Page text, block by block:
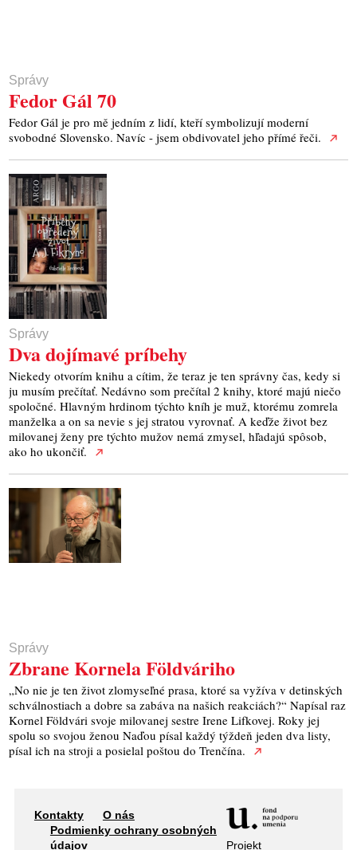
Správy
Fedor Gál 70
Fedor Gál je pro mě jedním z lidí, kteří symbolizují moderní
svobodné Slovensko. Navíc - jsem obdivovatel jeho přímé řeči.
Správy
Dva dojímavé príbehy
Niekedy otvorím knihu a cítim, že teraz je ten správny čas, kedy si
ju musím prečítať. Nedávno som prečítal 2 knihy, ktoré majú niečo
spoločné. Hlavným hrdinom týchto kníh je muž, ktorému zomrela
manželka a on sa nevie s jej stratou vyrovnať. A keďže život bez
milovanej ženy pre týchto mužov nemá zmysel, hľadajú spôsob,
ako ho ukončiť.
Správy
Zbrane Kornela Földváriho
„No nie je ten život zlomyseľné prasa, ktoré sa vyžíva v detinských
schválnostiach a dobre sa zabáva na našich reakciách?“ Napísal raz
Kornel Földvári svoje milovanej sestre Irene Lifkovej. Roky jej
spolu so svojou ženou Naďou písal každý týždeň jeden dva listy,
písal ich na stroji a posielal poštou do Trenčína.
Kontakty
O nás
Podmienky ochrany osobných
údajov
Projekt